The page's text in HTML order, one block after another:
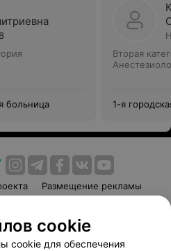
больница
Вторая
1-я
Размещение рекламы
Способы оплаты
Партнеры
cookie
cookie для обеспечения